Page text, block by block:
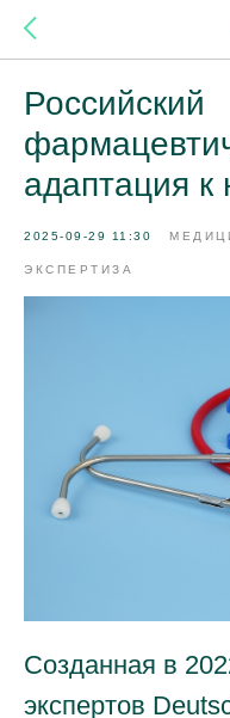
Российский
адаптация
2025-09-29 11:30
ЭКСПЕРТИЗА
Созданная в
экспертов